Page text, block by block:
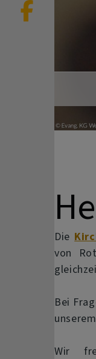
Die
von
Bei
Wir